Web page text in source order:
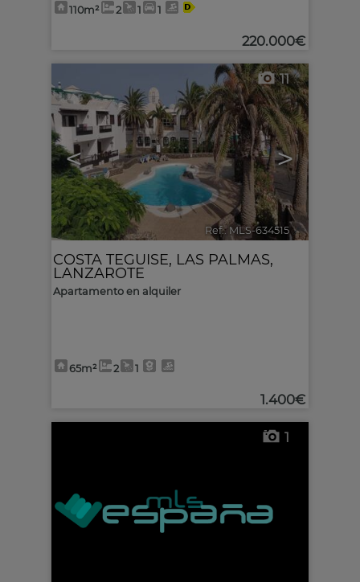
110m² 2 1 1
220.000€
< >
11
Ref.. MLS-634515 🔗
COSTA TEGUISE, LAS PALMAS,
LANZAROTE
Apartamento en alquiler
65m² 2 1
1.400€
1